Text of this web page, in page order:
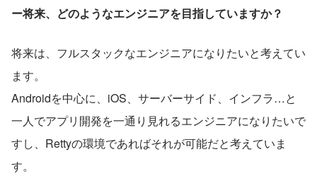
ー将来、どのようなエンジニアを目指していますか？
将来は、フルスタックなエンジニアになりたいと考えてい
ます。
Androidを中心に、iOS、サーバーサイド、インフラ…と
一人でアプリ開発を一通り見れるエンジニアになりたいで
すし、Rettyの環境であればそれが可能だと考えていま
す。